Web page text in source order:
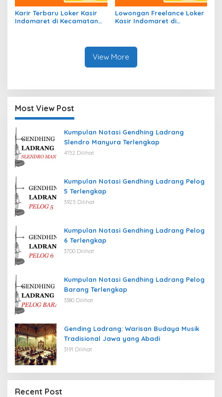
Karir Terbaru Loker Kasir
Indomaret di Kecamatan
Lowongan Freelance Loker
Kasir Indomaret di
View More
Most View Post
Kumpulan Notasi Gendhing Ladrang
Slendro Manyura Terlengkap
4152 Dilihat
Kumpulan Notasi Gendhing Ladrang Pelog
5 Terlengkap
3925 Dilihat
Kumpulan Notasi Gendhing Ladrang Pelog
6 Terlengkap
3700 Dilihat
Kumpulan Notasi Gendhing Ladrang Pelog
Barang Terlengkap
3380 Dilihat
Gending Ladrang: Warisan Budaya Musik
Tradisional Jawa yang Abadi
3191 Dilihat
Recent Post